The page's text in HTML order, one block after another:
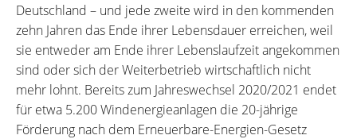
Deutschland – und jede zweite wird in den kommenden
zehn Jahren das Ende ihrer Lebensdauer erreichen, weil
sie entweder am Ende ihrer Lebenslaufzeit angekommen
sind oder sich der Weiterbetrieb wirtschaftlich nicht
mehr lohnt. Bereits zum Jahreswechsel 2020/2021 endet
für etwa 5.200 Windenergieanlagen die 20-jährige
Förderung nach dem Erneuerbare-Energien-Gesetz